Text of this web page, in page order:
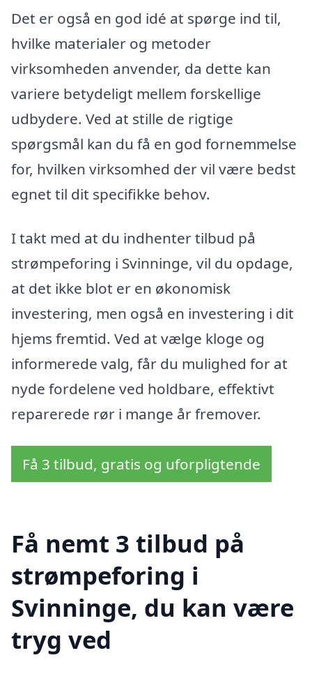
Det er også en god idé at spørge ind til,
hvilke materialer og metoder
virksomheden anvender, da dette kan
variere betydeligt mellem forskellige
udbydere. Ved at stille de rigtige
spørgsmål kan du få en god fornemmelse
for, hvilken virksomhed der vil være bedst
egnet til dit specifikke behov.
I takt med at du indhenter tilbud på
strømpeforing i Svinninge, vil du opdage,
at det ikke blot er en økonomisk
investering, men også en investering i dit
hjems fremtid. Ved at vælge kloge og
informerede valg, får du mulighed for at
nyde fordelene ved holdbare, effektivt
reparerede rør i mange år fremover.
Få 3 tilbud, gratis og uforpligtende
Få nemt 3 tilbud på
strømpeforing i
Svinninge, du kan være
tryg ved